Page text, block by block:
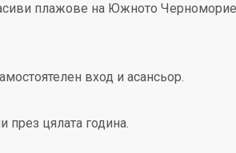
плажове на Южното
вход и асансьор.
цялата година.